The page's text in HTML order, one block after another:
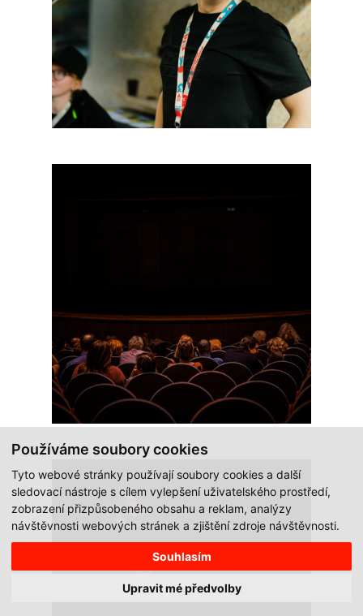
Používáme soubory cookies
Tyto webové stránky používají soubory cookies a další
sledovací nástroje s cílem vylepšení uživatelského prostředí,
zobrazení přizpůsobeného obsahu a reklam, analýzy
návštěvnosti webových stránek a zjištění zdroje návštěvnosti.
Souhlasím
Upravit mé předvolby